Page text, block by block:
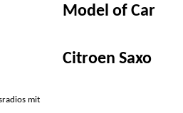
mit
Model of Car
Citroen Saxo